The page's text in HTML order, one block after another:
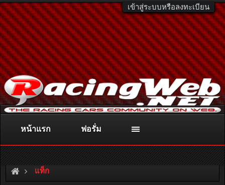
เข้าสู่ระบบหรือลงทะเบียน
ติดต่อลงโฆษณา racingweb@gmail.comหรือโทร. 081-811-1138
หรืออ่านรายละเอียดเพิ่มเติม คลิกที่นี่
แท็ก
หน้าแรก ฟอรั่ม